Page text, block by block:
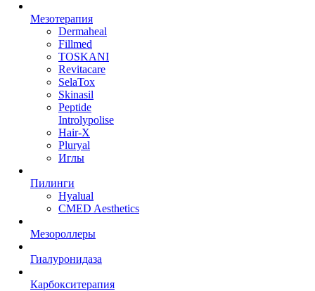
Мезотерапия
Dermaheal
Fillmed
TOSKANI
Revitacare
SelaTox
Skinasil
Peptide
Introlypolise
Hair-X
Pluryal
Иглы
Пилинги
Hyalual
CMED Aesthetics
Мезороллеры
Гиалуронидаза
Карбокситерапия